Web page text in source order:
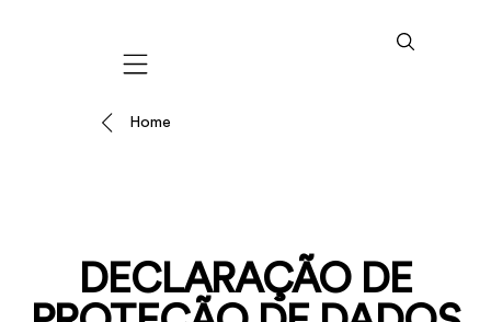
Mobile navigation
Home
DECLARAÇÃO DE